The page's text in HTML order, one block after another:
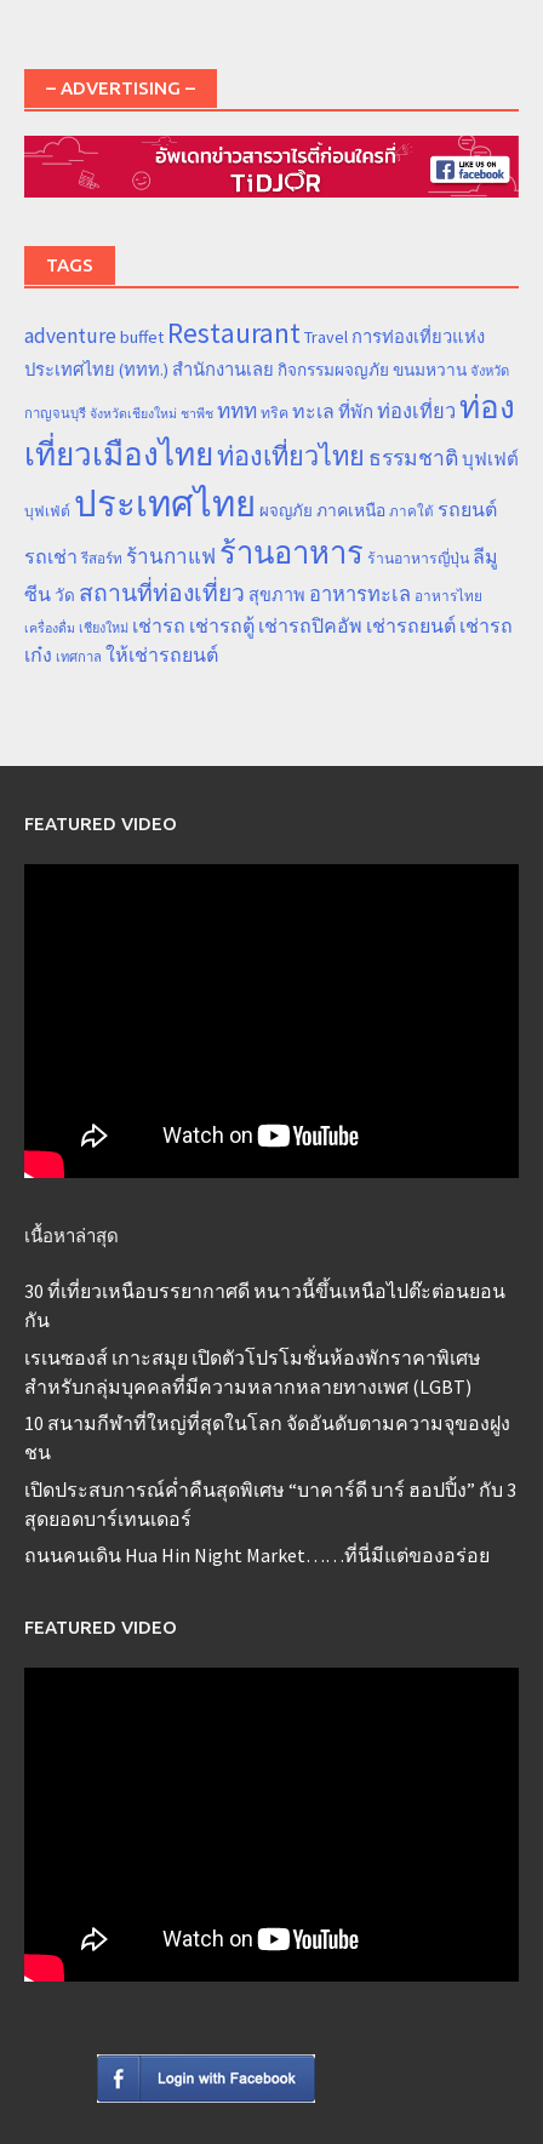
– ADVERTISING –
TAGS
adventure buffet RestaurantTravel การท่องเที่ยวแห่ง
ประเทศไทย (ททท.) สำนักงานเลย กิจกรรมผจญภัย ขนมหวาน จังหวัด
กาญจนบุรี จังหวัดเชียงใหม่ ชาพีช ททท ทริค ทะเล ที่พัก ท่องเที่ยวท่อง
เที่ยวเมืองไทยท่องเที่ยวไทย ธรรมชาติ บุฟเฟต์
บุฟเฟ่ต์ ประเทศไทย ผจญภัย ภาคเหนือ ภาคใต้ รถยนต์
รถเช่า รีสอร์ท ร้านกาแฟ ร้านอาหาร ร้านอาหารญี่ปุ่น ลีมู
ซีน วัด สถานที่ท่องเที่ยว สุขภาพ อาหารทะเล อาหารไทย
เครื่องดื่ม เชียงใหม่ เช่ารถ เช่ารถตู้ เช่ารถปิคอัพ เช่ารถยนต์ เช่ารถ
เก๋ง เทศกาล ให้เช่ารถยนต์
FEATURED VIDEO
เนื้อหาล่าสุด
30 ที่เที่ยวเหนือบรรยากาศดี หนาวนี้ขึ้นเหนือไปต๊ะต่อนยอน
กัน
เรเนซองส์ เกาะสมุย เปิดตัวโปรโมชั่นห้องพักราคาพิเศษ
สำหรับกลุ่มบุคคลที่มีความหลากหลายทางเพศ (LGBT)
10 สนามกีฬาที่ใหญ่ที่สุดในโลก จัดอันดับตามความจุของฝูง
ชน
เปิดประสบการณ์ค่ำคืนสุดพิเศษ “บาคาร์ดี บาร์ ฮอปปิ้ง” กับ 3
สุดยอดบาร์เทนเดอร์
ถนนคนเดิน Hua Hin Night Market……ที่นี่มีแต่ของอร่อย
FEATURED VIDEO